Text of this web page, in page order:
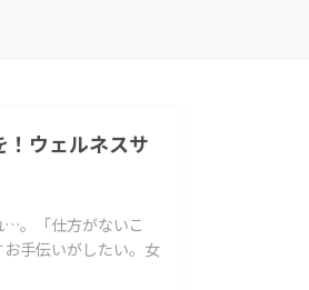
ウェルネスサ
…。「仕方がないこ
手伝いがしたい。女